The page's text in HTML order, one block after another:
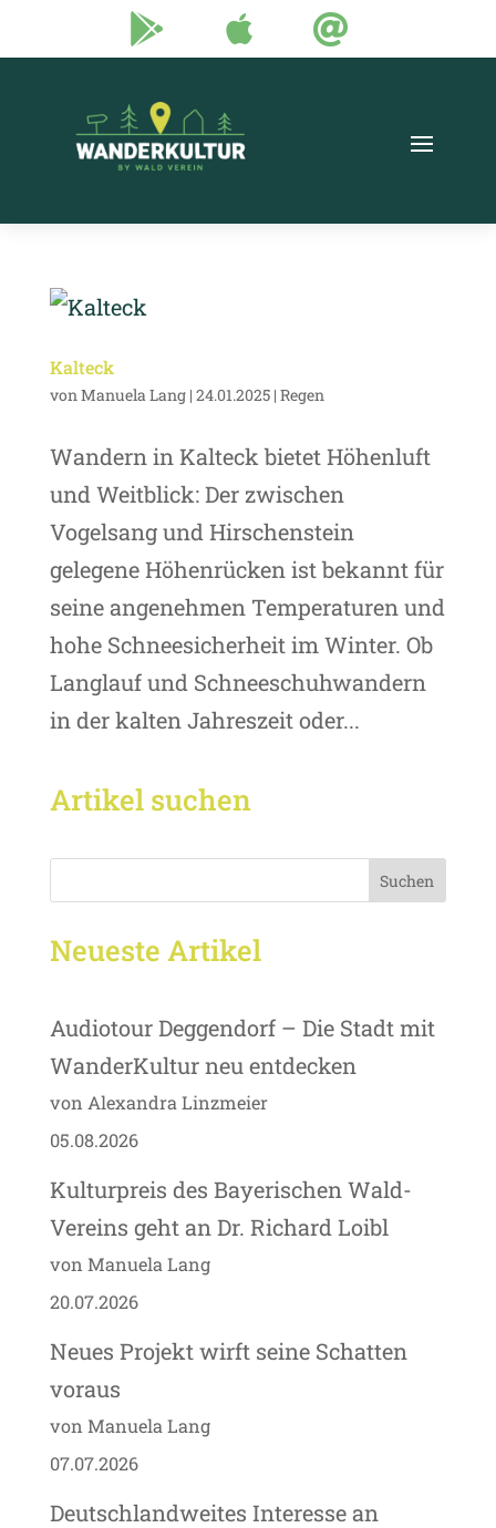
  
Kalteck
vonManuela Lang| 24.01.2025| Regen
Wandern in Kalteck bietet Höhenluft
und Weitblick: Der zwischen
Vogelsang und Hirschenstein
gelegene Höhenrücken ist bekannt für
seine angenehmen Temperaturen und
hohe Schneesicherheit im Winter. Ob
Langlauf und Schneeschuhwandern
in der kalten Jahreszeit oder...
Artikel suchen
Suchen
Neueste Artikel
Audiotour Deggendorf – Die Stadt mit
WanderKultur neu entdecken
von Alexandra Linzmeier
05.08.2026
Kulturpreis des Bayerischen Wald-
Vereins geht an Dr. Richard Loibl
von Manuela Lang
20.07.2026
Neues Projekt wirft seine Schatten
voraus
von Manuela Lang
07.07.2026
Deutschlandweites Interesse an